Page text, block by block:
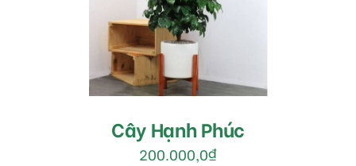
MUA HÀNG
/
DETAILS
Cây Hạnh Phúc
200.000,0₫